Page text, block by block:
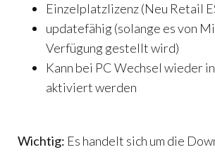
Einzelplatzlizenz (Neu Retail
updatefähig (solange es von
Verfügung gestellt wird)
Kann bei PC Wechsel wieder
aktiviert werden
Wichtig: Es handelt sich um die